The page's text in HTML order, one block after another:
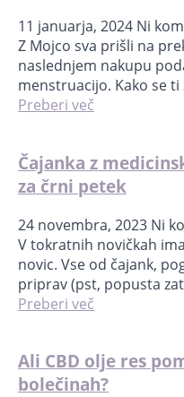
11 januarja, 2024 Ni
Z Mojco sva prišli na
naslednjem nakupu
menstruacijo. Kako se ti
Preberi več
Čajanka z
za črni petek
24 novembra, 2023 Ni
V tokratnih novičkah
novic. Vse od čajank,
priprav (pst, popusta
Preberi več
Ali CBD olje res
bolečinah?